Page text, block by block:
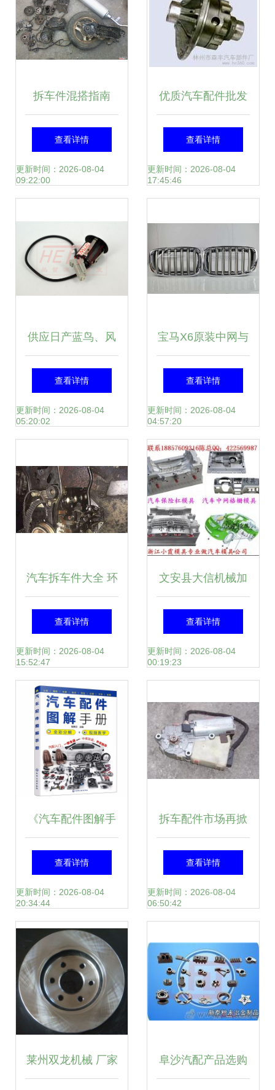
拆车件混搭指南
DIO18前圈、GY6
排气与汽车内饰升
查看详情
更新时间：2026-08-04
09:22:00
优质汽车配件批发
｜林州市森丰汽车
部件厂——专业供
的诚信厂家
查看详情
更新时间：2026-08-04
17:45:46
供应日产蓝鸟、风
神后杠倒车电眼
25994-5E9K7超声
产蓝鸟、风神后杠
倒车电眼25994-
器厂家 - 供应日产
蓝鸟、风神后杠倒
车电眼25994-
5E9K7超声波传感
器价格 - 广州市越
秀区永升源汽配商
行 -
查看详情
更新时间：2026-08-04
05:20:02
宝马X6原装中网与
改装件选购指南 价
格、图片及厂家全
解读
查看详情
更新时间：2026-08-04
04:57:20
汽车拆车件大全 环
保与经济的智慧选
择，内饰件更显格
调
查看详情
更新时间：2026-08-04
15:52:47
文安县大信机械加
工厂 以匠心锻造汽
车配件品质未来
查看详情
更新时间：2026-08-04
00:19:23
《汽车配件图解手
册 汽车不神秘》
—— 一张图揭秘汽
车内核的机械美感
查看详情
更新时间：2026-08-04
20:34:44
拆车配件市场再掀
热潮 宝马与雷诺车
型内饰件需求激增
查看详情
更新时间：2026-08-04
06:50:42
莱州双龙机械 厂家 阜沙汽配产品选购